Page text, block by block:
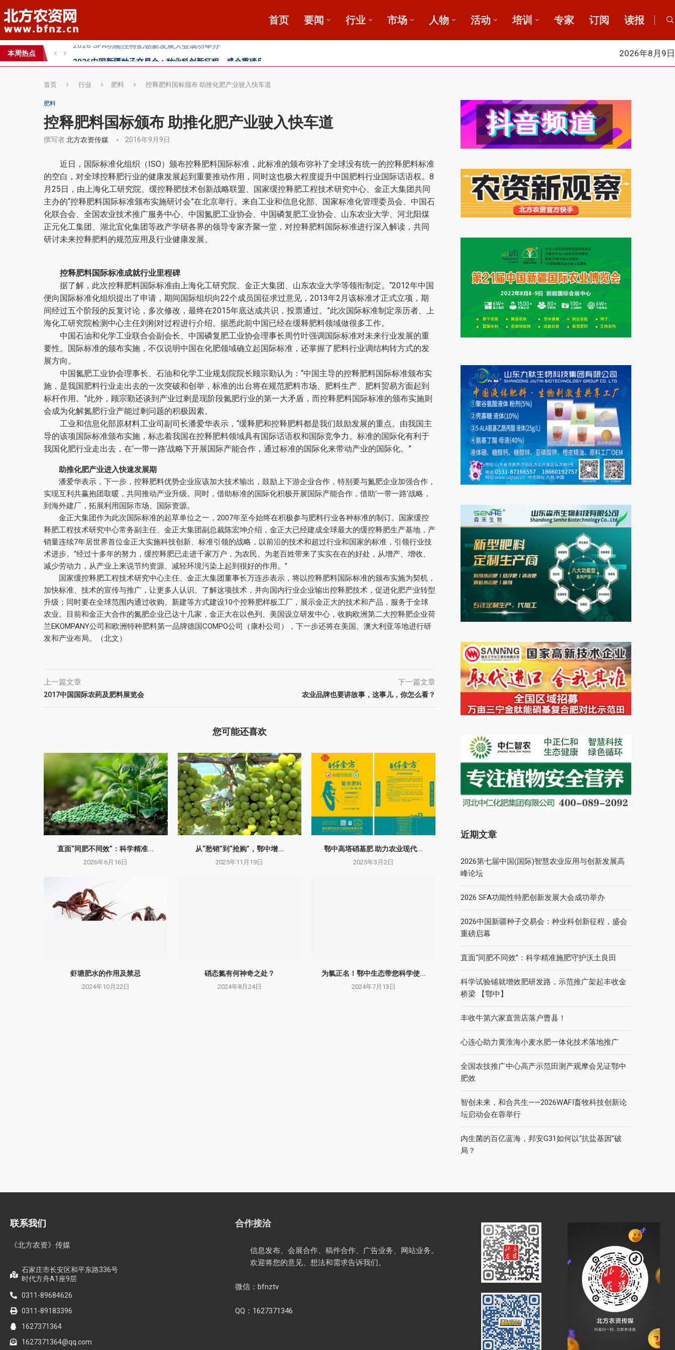
首页 要闻 行业 市场 人物 活动 培训 专家 订阅 读报
本周热点
科学试验铺就增效肥研发路，示范推广架起丰收金桥梁 【鄂中】
丰收牛第六家直营店落户曹县！
2026年8月9日
首页 行业 肥料 控释肥料国标颁布 助推化肥产业驶入快车道
肥料
控释肥料国标颁布 助推化肥产业驶入快车道
撰写者北方农资传媒 2016年9月9日
近日，国际标准化组织（ISO）颁布控释肥料国际标准，此标准的颁布弥补了全球没有统一的控释肥料标准
的空白，对全球控释肥行业的健康发展起到重要推动作用，同时这也极大程度提升中国肥料行业国际话语权。8
月25日，由上海化工研究院、缓控释肥技术创新战略联盟、国家缓控释肥工程技术研究中心、金正大集团共同
主办的“控释肥料国际标准颁布实施研讨会”在北京举行。来自工业和信息化部、国家标准化管理委员会、中国石
化联合会、全国农业技术推广服务中心、中国氮肥工业协会、中国磷复肥工业协会、山东农业大学、河北阳煤
正元化工集团、湖北宜化集团等政产学研各界的领导专家齐聚一堂，对控释肥料国际标准进行深入解读，共同
研讨未来控释肥料的规范应用及行业健康发展。
控释肥料国际标准成就行业里程碑
据了解，此次控释肥料国际标准由上海化工研究院、金正大集团、山东农业大学等领衔制定。“2012年中国
便向国际标准化组织提出了申请，期间国际组织向22个成员国征求过意见，2013年2月该标准才正式立项，期
间经过五个阶段的反复讨论，多次修改，最终在2015年底达成共识，投票通过。”此次国际标准制定亲历者、上
海化工研究院检测中心主任刘刚对过程进行介绍。据悉此前中国已经在缓释肥料领域做很多工作。
中国石油和化学工业联合会副会长、中国磷复肥工业协会理事长周竹叶强调国际标准对未来行业发展的重
要性。国际标准的颁布实施，不仅说明中国在化肥领域确立起国际标准，还掌握了肥料行业调结构转方式的发
展方向。
中国氮肥工业协会理事长、石油和化学工业规划院院长顾宗勤认为：“中国主导的控释肥料国际标准颁布实
施，是我国肥料行业走出去的一次突破和创举，标准的出台将在规范肥料市场、肥料生产、肥料贸易方面起到
标杆作用。”此外，顾宗勤还谈到产业过剩是现阶段氮肥行业的第一大矛盾，而控释肥料国际标准的颁布实施则
会成为化解氮肥行业产能过剩问题的积极因素。
工业和信息化部原材料工业司副司长潘爱华表示，“缓释肥和控释肥料都是我们鼓励发展的重点。由我国主
导的该项国际标准颁布实施，标志着我国在控释肥料领域具有国际话语权和国际竞争力。标准的国际化有利于
我国化肥行业走出去，在‘一带一路’战略下开展国际产能合作，通过标准的国际化来带动产业的国际化。”
助推化肥产业进入快速发展期
潘爱华表示，下一步，控释肥料优势企业应该加大技术输出，鼓励上下游企业合作，特别要与氮肥企业加强合作，
实现互利共赢抱团取暖，共同推动产业升级。同时，借助标准的国际化积极开展国际产能合作，借助‘一带一路’战略，
到海外建厂，拓展利用国际市场、国际资源。
金正大集团作为此次国际标准的起草单位之一，2007年至今始终在积极参与肥料行业各种标准的制订。国家缓控
释肥工程技术研究中心常务副主任、金正大集团副总裁陈宏坤介绍，金正大已经建成全球最大的缓控释肥生产基地，产
销量连续7年居世界首位金正大实施科技创新、标准引领的战略，以前沿的技术和超过行业和国家的标准，引领行业技
术进步。“经过十多年的努力，缓控释肥已走进千家万户，为农民、为老百姓带来了实实在在的好处，从增产、增收、
减少劳动力，从产业上来说节约资源、减轻环境污染上起到很好的作用。”
国家缓控释肥工程技术研究中心主任、金正大集团董事长万连步表示，将以控释肥料国际标准的颁布实施为契机，
加快标准、技术的宣传与推广，让更多人认识、了解这项技术，并向国内行业企业输出控释肥技术，促进化肥产业转型
升级；同时要在全球范围内通过收购、新建等方式建设10个控释肥样板工厂，展示金正大的技术和产品，服务于全球
农业。目前和金正大合作的氮肥企业已达十几家，金正大在以色列、美国设立研发中心，收购欧洲第二大控释肥企业荷
兰EKOMPANY公司和欧洲特种肥料第一品牌德国COMPO公司（康朴公司），下一步还将在美国、澳大利亚等地进行研
发和产业布局。（北文）
上一篇文章
2017中国国际农药及肥料展览会
下一篇文章
农业品牌也要讲故事，这事儿，你怎么看？
您可能还喜欢
直面“同肥不同效”：科学精准...
2026年6月16日
从“愁销”到“抢购”，鄂中增...
2025年11月19日
鄂中高塔硝基肥 助力农业现代...
2025年3月2日
虾塘肥水的作用及禁忌
2024年10月22日
硝态氮有何神奇之处？
2024年8月24日
为氯正名！鄂中生态带您科学使...
2024年7月13日
近期文章
2026第七届中国(国际)智慧农业应用与创新发展高
峰论坛
2026 SFA功能性特肥创新发展大会成功举办
2026中国新疆种子交易会：种业科创新征程，盛会
重磅启幕
直面“同肥不同效”：科学精准施肥守护沃土良田
科学试验铺就增效肥研发路，示范推广架起丰收金
桥梁 【鄂中】
丰收牛第六家直营店落户曹县！
心连心助力黄淮海小麦水肥一体化技术落地推广
全国农技推广中心高产示范田测产观摩会见证鄂中
肥效
智创未来，和合共生——2026WAFI畜牧科技创新论
坛启动会在蓉举行
内生菌的百亿蓝海，邦安G31如何以“抗盐基因”破
局？
联系我们
《北方农资》传媒
石家庄市长安区和平东路336号
时代方舟A1座9层
0311-89684626
0311-89183396
1627371364
1627371364@qq.com
合作接洽
信息发布、会展合作、稿件合作、广告业务、网站业务。
欢迎将您的意见、想法和需求告诉我们。
微信：bfnztv
QQ：1627371346